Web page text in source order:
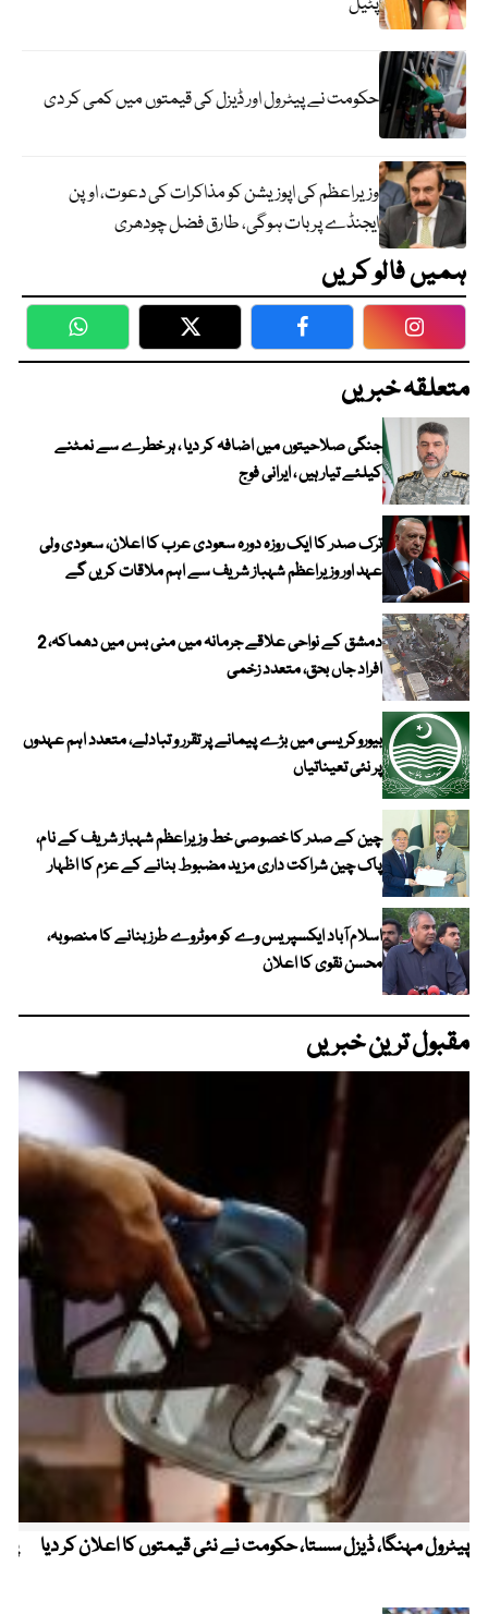
حکومت نے پیٹرول اور ڈیزل کی قیمتوں میں کمی کر دی
وزیراعظم کی اپوزیشن کو مذاکرات کی دعوت، اوپن
ایجنڈے پر بات ہوگی، طارق فضل چودھری
ہمیں فالو کریں
WhatsApp Twitter Facebook
متعلقہ خبریں
جنگی صلاحیتوں میں اضافہ کر دیا ، ہر خطرے سے نمٹنے
کیلئے تیار ہیں ، ایرانی فوج
ترک صدر کا ایک روزہ دورہ سعودی عرب کا اعلان، سعودی ولی
عہد اور وزیراعظم شہباز شریف سے اہم ملاقات کریں گے
دمشق کے نواحی علاقے جرمانہ میں منی بس میں دھماکہ، 2
افراد جاں بحق، متعدد زخمی
بیوروکریسی میں بڑے پیمانے پر تقرر و تبادلے، متعدد اہم عہدوں
پر نئی تعیناتیاں
چین کے صدر کا خصوصی خط وزیراعظم شہباز شریف کے نام،
پاک چین شراکت داری مزید مضبوط بنانے کے عزم کا اظہار
اسلام آباد ایکسپریس وے کو موٹروے طرز بنانے کا منصوبہ،
محسن نقوی کا اعلان
مقبول ترین خبریں
پیٹرول مہنگا، ڈیزل سستا، حکومت نے نئی قیمتوں کا اعلان کر دیا